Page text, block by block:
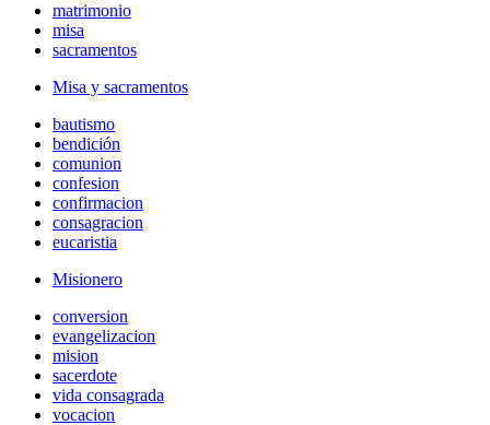
matrimonio
misa
sacramentos
Misa y sacramentos
bautismo
bendición
comunion
confesion
confirmacion
consagracion
eucaristia
Misionero
conversion
evangelizacion
mision
sacerdote
vida consagrada
vocacion